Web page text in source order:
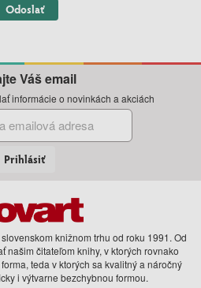
Odoslať
Váš email
informácie o novinkách a akciách
Prihlásiť
knižnom trhu od roku 1991. Od
našim čitateľom knihy, v ktorých rovnako
teda v ktorých sa kvalitný a náročný
i výtvarne bezchybnou formou.